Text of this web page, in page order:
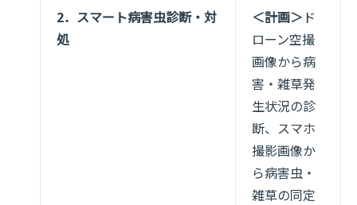
2．スマート病害虫診断・対
処
＜計画＞ ド
ローン空撮
画像から病
害・雑草発
生状況の診
断、スマホ
撮影画像か
ら病害虫・
雑草の同定